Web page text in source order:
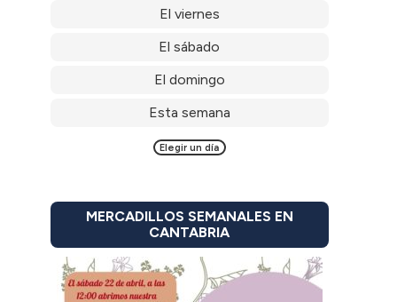
El viernes
El sábado
El domingo
Esta semana
Elegir un día
MERCADILLOS SEMANALES EN
CANTABRIA